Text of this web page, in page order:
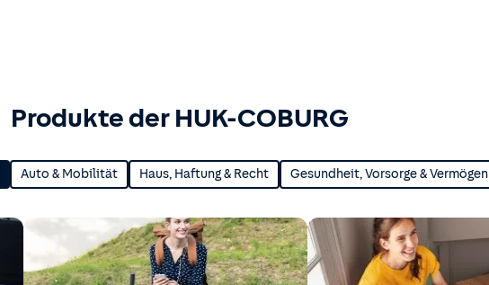
Produkte der HUK-COBURG
Auto & Mobilität Haus, Haftung & Recht Gesundheit, Vorsorge & Vermögen